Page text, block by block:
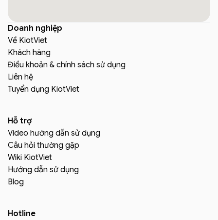
Doanh nghiệp
Về KiotViet
Khách hàng
Điều khoản & chính sách sử dụng
Liên hệ
Tuyển dụng KiotViet
Hỗ trợ
Video hướng dẫn sử dụng
Câu hỏi thường gặp
Wiki KiotViet
Hướng dẫn sử dụng
Blog
Hotline